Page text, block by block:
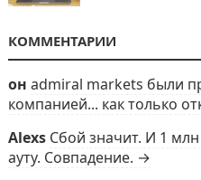
КОММЕНТАРИИ
он admiral markets были
компанией... как только
Alexs Сбой значит. И 1
ауту. Совпадение. →